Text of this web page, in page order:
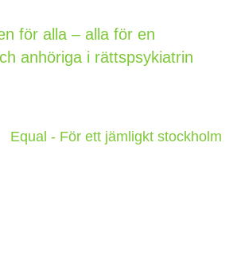
för alla – alla för en
anhöriga i rättspsykiatrin